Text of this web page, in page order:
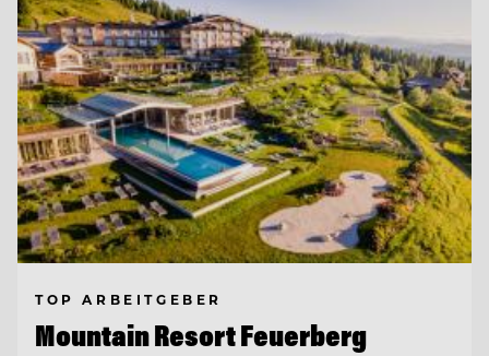
TOP ARBEITGEBER
Mountain Resort Feuerberg